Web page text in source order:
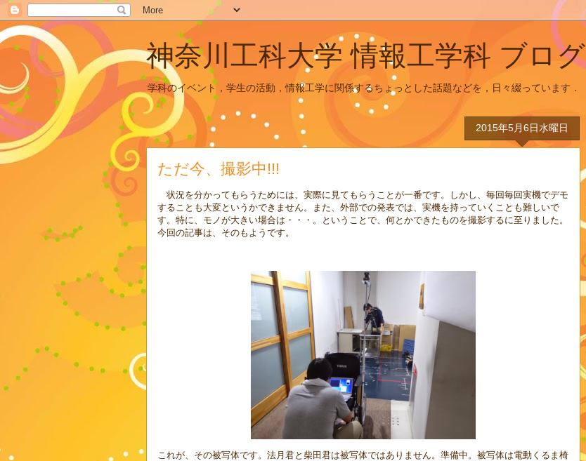
神奈川工科大学 情報工学科 ブログ
学科のイベント，学生の活動，情報工学に関係するちょっとした話題などを，日々綴っています．
2015年5月6日水曜日
ただ今、撮影中!!!
状況を分かってもらうためには、実際に見てもらうことが一番です。しかし、毎回毎回実機でデモ
することも大変というかできません。また、外部での発表では、実機を持っていくことも難しいで
す。特に、モノが大きい場合は・・・。ということで、何とかできたものを撮影するに至りました。
今回の記事は、そのもようです。
これが、その被写体です。法月君と柴田君は被写体ではありません。準備中。被写体は電動くるま椅